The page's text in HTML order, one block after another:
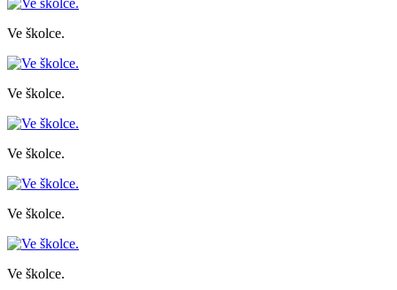
Ve školce.
Ve školce.
Ve školce.
Ve školce.
Ve školce.